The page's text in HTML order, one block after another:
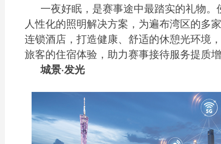
一夜好眠，是赛事途中最踏实的礼物
人性化的照明解决方案，为遍布湾区的多
连锁酒店，打造健康、舒适的休憩光环境
旅客的住宿体验，助力赛事接待服务提质
城景·发光